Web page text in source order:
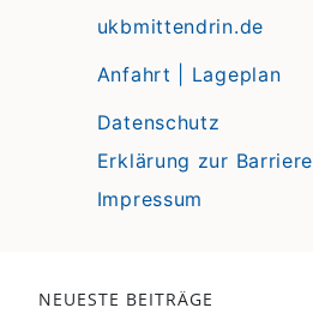
ukbmittendrin.de
Anfahrt | Lageplan
Datenschutz
Erklärung zur
Impressum
NEUESTE BEITRÄGE